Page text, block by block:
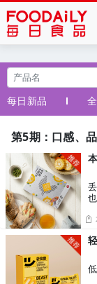
每日新品
第5期：口感、